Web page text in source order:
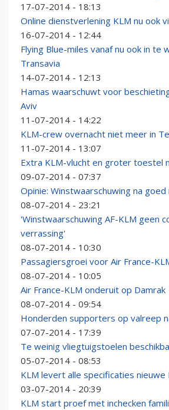
17-07-2014 - 18:13
Online dienstverlening KLM nu ook
16-07-2014 - 12:44
Flying Blue-miles vanaf nu ook in te
Transavia
14-07-2014 - 12:13
Hamas waarschuwt voor
Aviv
11-07-2014 - 14:22
KLM-crew overnacht niet meer in
11-07-2014 - 13:07
Extra KLM-vlucht en groter toestel
09-07-2014 - 07:37
Opinie: Winstwaarschuwing na
08-07-2014 - 23:21
'Winstwaarschuwing AF-KLM geen
verrassing'
08-07-2014 - 10:30
Passagiersgroei voor Air France-
08-07-2014 - 10:05
Air France-KLM onderuit op Damrak
08-07-2014 - 09:54
Honderden supporters op valreep
07-07-2014 - 17:39
Te weinig vliegtuigstoelen
05-07-2014 - 08:53
KLM levert alle specificaties nieuwe
03-07-2014 - 20:39
KLM start proef met inchecken